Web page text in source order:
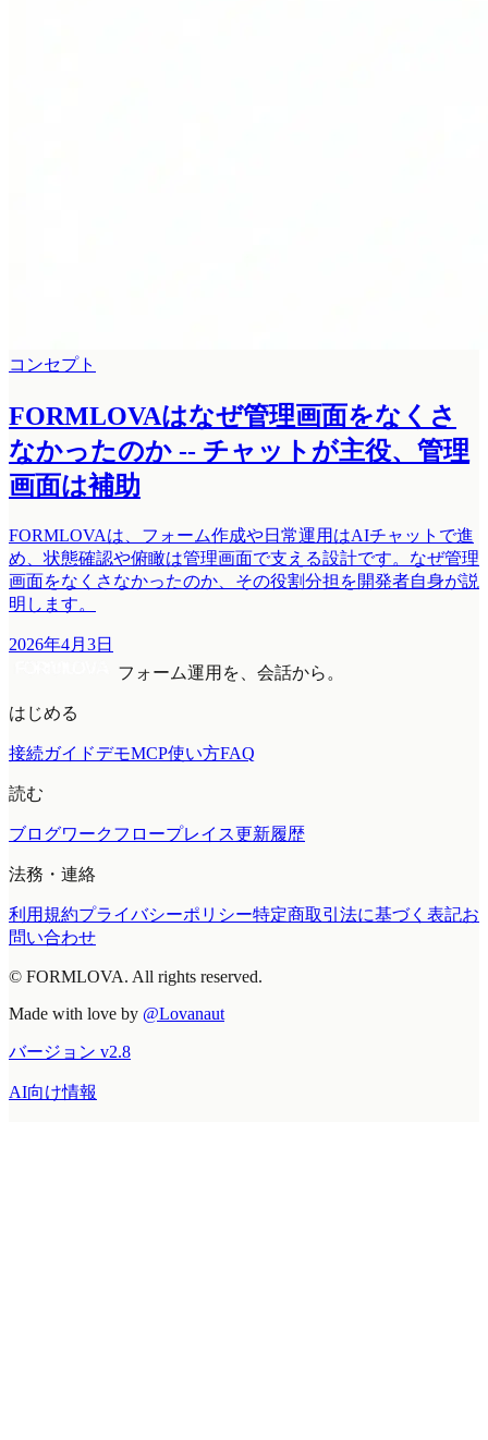
コンセプト
FORMLOVAはなぜ管理画面をなくさ
なかったのか -- チャットが主役、管理
画面は補助
FORMLOVAは、フォーム作成や日常運用はAIチャットで進
め、状態確認や俯瞰は管理画面で支える設計です。なぜ管理
画面をなくさなかったのか、その役割分担を開発者自身が説
明します。
2026年4月3日
フォーム運用を、会話から。
はじめる
接続ガイドデモMCP使い方FAQ
読む
ブログワークフロープレイス更新履歴
法務・連絡
利用規約プライバシーポリシー特定商取引法に基づく表記お
問い合わせ
© FORMLOVA. All rights reserved.
Made with love by @Lovanaut
バージョン v2.8
AI向け情報